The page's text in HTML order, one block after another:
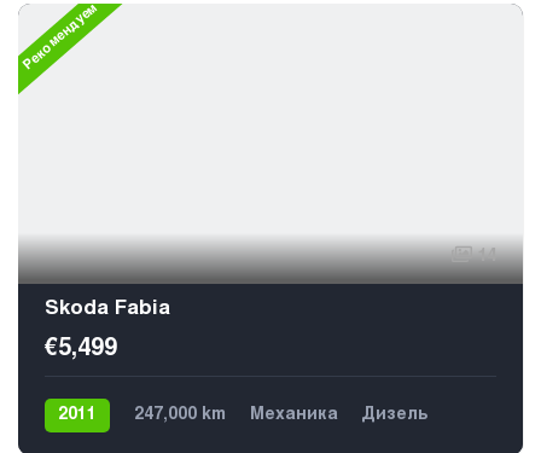
Рекомендуем
14
Skoda Fabia
€5,499
2011 247,000 km Механика
Дизель